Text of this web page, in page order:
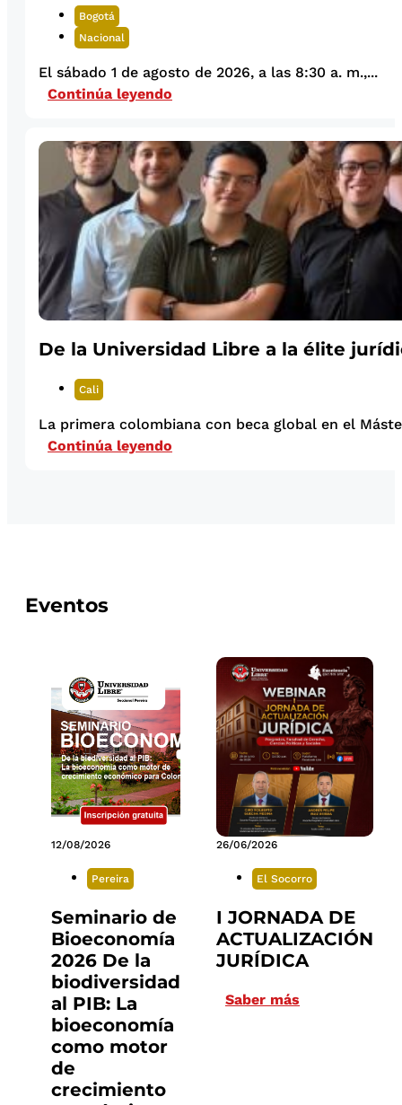
Bogotá
Nacional
El sábado 1 de agosto de 2026, a las 8:30 a. m.,...
Continúa leyendo
De la Universidad Libre a la élite
Cali
La primera colombiana con beca global en el
Continúa leyendo
Eventos
12/08/2026
Pereira
Seminario de
Bioeconomía
2026 De la
biodiversidad
al PIB: La
bioeconomía
como motor
de
crecimiento
26/06/2026
El Socorro
I JORNADA DE
ACTUALIZACIÓN
JURÍDICA
Saber más